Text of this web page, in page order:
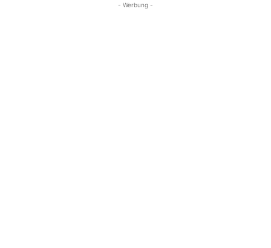
- Werbung -